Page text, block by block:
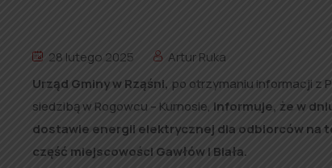
28 lutego 2025
Artur Ruka
Urząd Gminy w Rząśni, po otrzymaniu informacji z
siedzibą w Rogowcu – Kurnosie, informuje, że w
dostawie energii elektrycznej dla odbiorców na
część miejscowości Gawłów i Biała.